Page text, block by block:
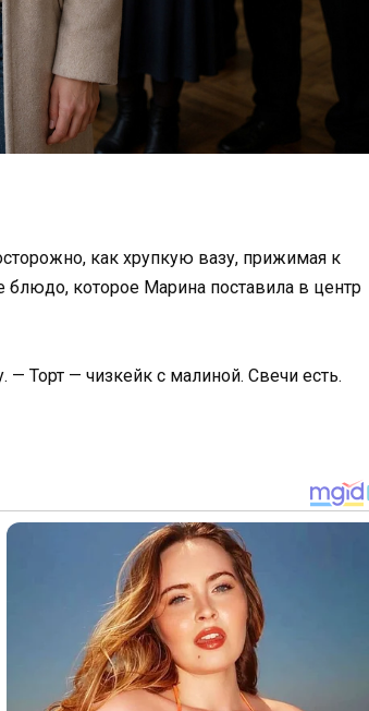
как хрупкую вазу, прижимая к
которое Марина поставила в центр
— Торт — чизкейк с малиной. Свечи есть.